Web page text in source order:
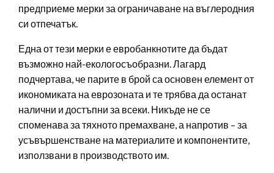
предприеме мерки за ограничаване на въглеродния
си отпечатък.
Една от тези мерки е евробанкнотите да бъдат
възможно най-екологосъобразни. Лагард
подчертава, че парите в брой са основен елемент от
икономиката на еврозоната и те трябва да останат
налични и достъпни за всеки. Никъде не се
споменава за тяхното премахване, а напротив – за
усъвършенстване на материалите и компонентите,
използвани в производството им.